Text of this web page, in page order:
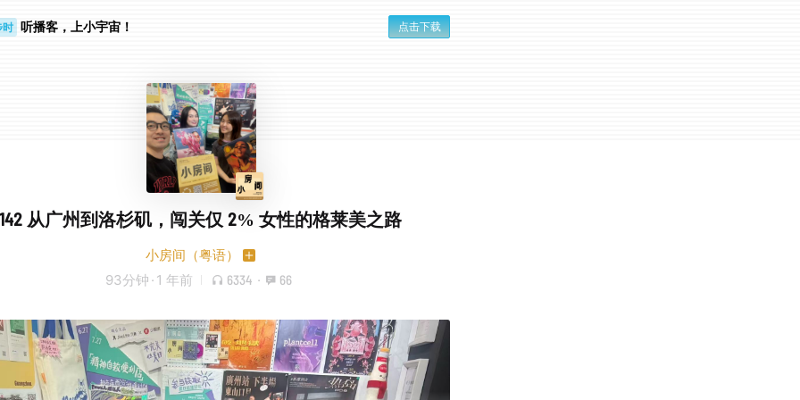
时 听播客，上小宇宙！ 点击下载
142 从广州到洛杉矶，闯关仅 2% 女性的格莱美之路
小房间（粤语）
93分钟 · 1 年前 6334 · 66